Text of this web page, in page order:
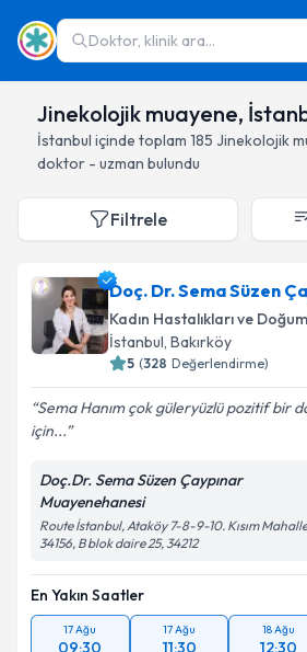
Doktor, klinik ara...
Jinekolojik muayene,
İstanbul içinde toplam 185 Jinekolojik
doktor - uzman bulundu
Filtrele
Doç. Dr. Sema Süzen
Kadın Hastalıkları ve Doğum
İstanbul, Bakırköy
5 (328 Değerlendirme)
Sema Hanım çok güleryüzlü pozitif bir
için...
Doç.Dr. Sema Süzen Çaypınar
Muayenehanesi
Route İstanbul, Ataköy 7-8-9-10. Kısım
34156, B blok daire 25, 34212
En Yakın Saatler
17 Ağu
09:30
17 Ağu
11:30
18 Ağu
12:30